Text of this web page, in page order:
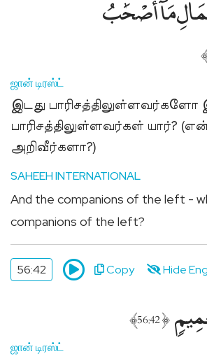
مَآ أَصْحَٰبُ
ஜான் டிரஸ்ட்
இடது பாரிசத்திலுள்ளவர்களோ
பாரிசத்திலுள்ளவர்கள் யார்?
அறிவீர்களா?)
SAHEEH INTERNATIONAL
And the companions of the left -
companions of the left?
56:42 Copy Hide
﴿56:42﴾
ஜான் டிரஸ்ட்